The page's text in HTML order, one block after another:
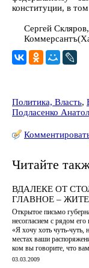
конституции, в
Сергей Скляров,
Политика, Власть,
Подласенко
Читайте
ВДАЛЕКЕ ОТ
ГЛАВНОЕ –
Открытое письмо
несогласием с рядом
«Я хочу хоть чуть-чуть,
местах ваши
ком вы говорите, что
03.03.2009